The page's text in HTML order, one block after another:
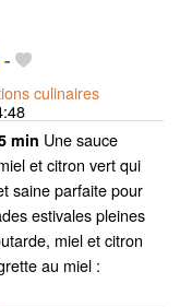
culinaires
min Une sauce
et citron vert qui
saine parfaite pour
estivales pleines
miel et citron
au miel :